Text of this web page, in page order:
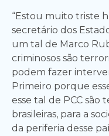
“Estou muito triste
secretário dos
um tal de Marco
criminosos são
podem fazer
Primeiro porque
esse tal de PCC são
brasileiras, para a
da periferia desse